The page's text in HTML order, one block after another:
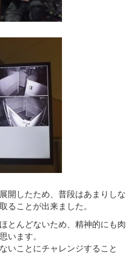
開したため、普段はあまりしな
ることが出来ました。
とんどないため、精神的にも肉
います。
いことにチャレンジすること